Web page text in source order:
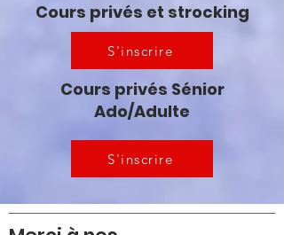
Cours privés et strocking
S'inscrire
Cours privés Sénior
Ado/Adulte
S'inscrire